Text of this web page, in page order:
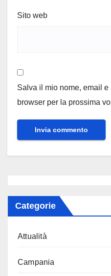
Sito web
Salva il mio nome, email
browser per la prossima
Categorie
Attualità
Campania